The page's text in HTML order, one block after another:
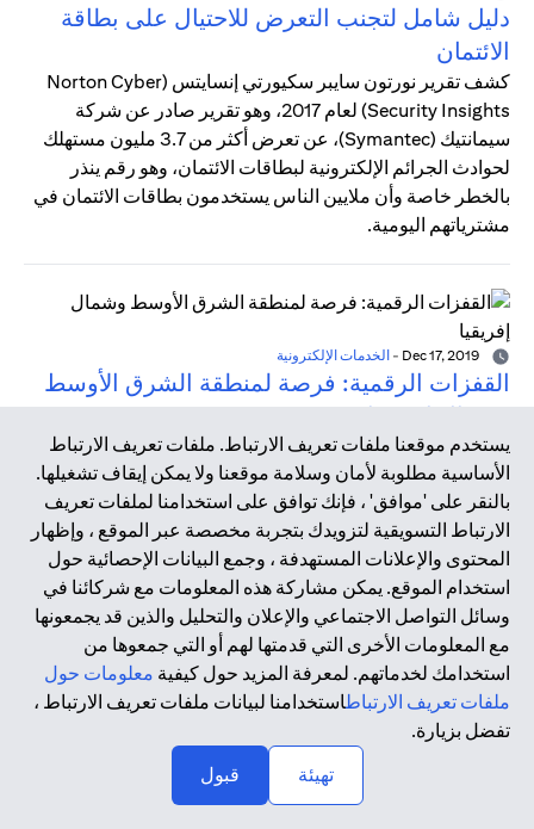
دليل شامل لتجنب التعرض للاحتيال على بطاقة
الائتمان
كشف تقرير نورتون سايبر سكيورتي إنسايتس (Norton Cyber
Security Insights) لعام 2017، وهو تقرير صادر عن شركة
سيمانتيك (Symantec)، عن تعرض أكثر من 3.7 مليون مستهلك
لحوادث الجرائم الإلكترونية لبطاقات الائتمان، وهو رقم ينذر
بالخطر خاصة وأن ملايين الناس يستخدمون بطاقات الائتمان في
مشترياتهم اليومية.
- الخدمات الإلكترونية
القفزات الرقمية: فرصة لمنطقة الشرق الأوسط
وشمال إفريقيا
تشير أبحاث شركة ماكينزي (McKinsey) إلى أن السوق الرقمية
يمكن أن تضيف 95 مليار دولار سنويًا إلى الناتج المحلي الإجمالي
السنوي للشرق الأوسط بحلول عام 2020 إذا ما تم اتخاذ التدابير
الصحيحة من قبل الحكومات والشركات ومؤسسات التمويل
والكوادر المتخصصة في الفضاء الرقمي.
التكنولوجيا المالية
عصر التكنولوجيا المالية
أدت الأزمة المالية العالمية في عام 2008 وما نتج عنها من
تداعيات إلى تسريع الحاجة إلى الابتكار داخل هذا القطاع، ومن هنا
بزغ مصطلح التكنولوجيا المالية من رحم التعاون المكثف بين
أصحاب المصلحة داخل القطاع. تعتمد التكنولوجيا المالية على
يستخدم موقعنا ملفات تعريف الارتباط. ملفات تعريف الارتباط
الأساسية مطلوبة لأمان وسلامة موقعنا ولا يمكن إيقاف تشغيلها.
بالنقر على 'موافق' ، فإنك توافق على استخدامنا لملفات تعريف
الارتباط التسويقية لتزويدك بتجربة مخصصة عبر الموقع ، وإظهار
المحتوى والإعلانات المستهدفة ، وجمع البيانات الإحصائية حول
استخدام الموقع. يمكن مشاركة هذه المعلومات مع شركائنا في
وسائل التواصل الاجتماعي والإعلان والتحليل والذين قد يجمعونها
مع المعلومات الأخرى التي قدمتها لهم أو التي جمعوها من
استخدامك لخدماتهم. لمعرفة المزيد حول كيفية معلومات حول
ملفات تعريف الارتباطاستخدامنا لبيانات ملفات تعريف الارتباط ،
تفضل بزيارة.
تهيئة
قبول